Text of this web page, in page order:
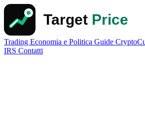
Trading Economia e Politica Guide
IRS Contatti